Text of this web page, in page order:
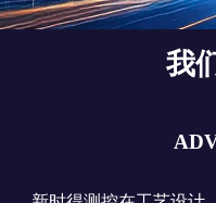
我